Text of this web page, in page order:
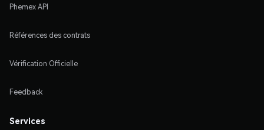
Phemex API
Références des contrats
Vérification Officielle
Feedback
Services